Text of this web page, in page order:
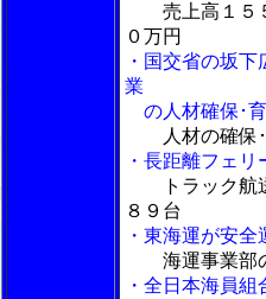
売上高１５
０万円
・国交省の坂
業
の人材確保･
人材の確保
・長距離フェ
トラック
８９台
・東海運が安
海運事業部
・全日本海員